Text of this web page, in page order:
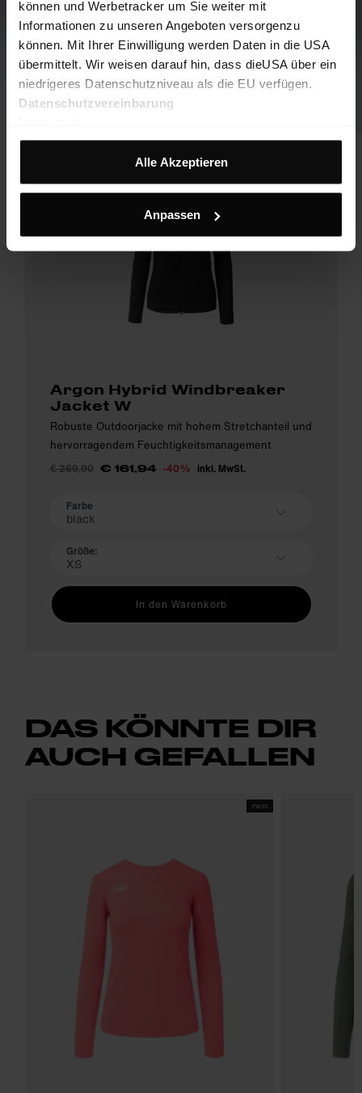
können und Werbetracker um Sie weiter mit
Informationen zu unseren Angeboten versorgenzu
können. Mit Ihrer Einwilligung werden Daten in die USA
übermittelt. Wir weisen darauf hin, dass dieUSA über ein
niedrigeres Datenschutzniveau als die EU verfügen.
Datenschutzvereinbarung
Alle Akzeptieren
Anpassen
Argon Hybrid Windbreaker
Jacket W
Robuste Outdoorjacke mit hohem Stretchanteil und
hervorragendem Feuchtigkeitsmanagement
€ 269,90 € 161,94 -40% inkl. MwSt.
Farbe
black
Größe:
XS
In den Warenkorb
DAS KÖNNTE DIR
AUCH GEFALLEN
FW25